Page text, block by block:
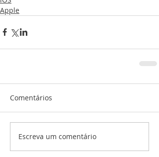
Apple
Comentários
Escreva um comentário